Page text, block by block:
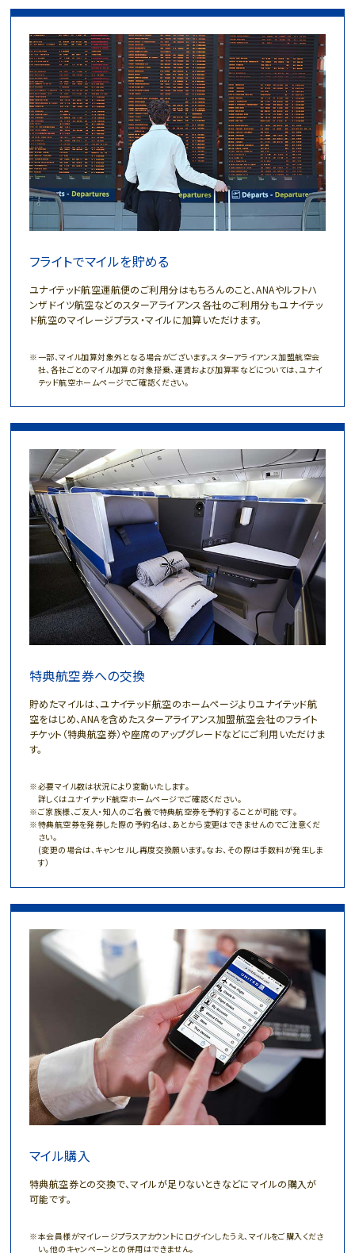
フライトでマイルを貯める
ユナイテッド航空運航便のご利用分はもちろんのこと、ANAやルフトハ
ンザドイツ航空などのスターアライアンス各社のご利用分もユナイテッ
ド航空のマイレージプラス・マイルに加算いただけます。
一部、マイル加算対象外となる場合がございます。スターアライアンス加盟航空会
社、各社ごとのマイル加算の対象搭乗、運賃および加算率などについては、ユナイ
テッド航空ホームページでご確認ください。
特典航空券への交換
貯めたマイルは、ユナイテッド航空のホームページよりユナイテッド航
空をはじめ、ANAを含めたスターアライアンス加盟航空会社のフライト
チケット（特典航空券）や座席のアップグレードなどにご利用いただけま
す。
必要マイル数は状況により変動いたします。
詳しくはユナイテッド航空ホームページでご確認ください。
ご家族様、ご友人・知人のご名義で特典航空券を予約することが可能です。
特典航空券を発券した際の予約名は、あとから変更はできませんのでご注意くだ
さい。
(変更の場合は、キャンセルし再度交換願います。なお、その際は手数料が発生しま
す）
マイル購入
特典航空券との交換で、マイルが足りないときなどにマイルの購入が
可能です。
本会員様がマイレージプラスアカウントにログインしたうえ、マイルをご購入くださ
い。他のキャンペーンとの併用はできません。